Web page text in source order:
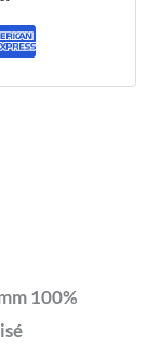
100%